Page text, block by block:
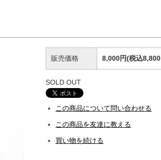
販売価格 8,000円(税込
SOLD OUT
この商品について問い合わせる
この商品を友達に教える
買い物を続ける